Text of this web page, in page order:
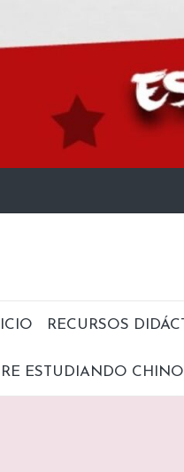
RECURSOS
ESTUDIANDO CHINO